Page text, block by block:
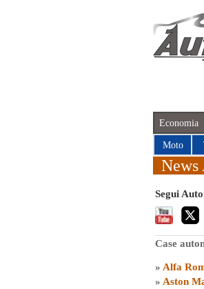
Economia
Moto
News
Segui
Case
» Alfa
» Aston